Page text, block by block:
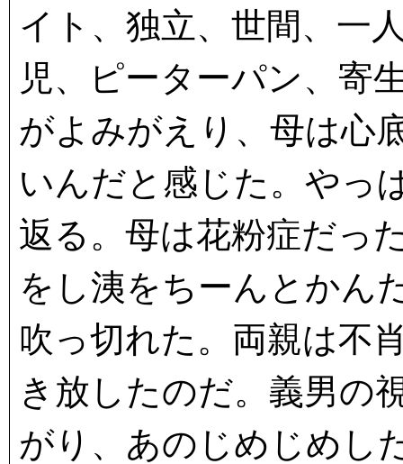
イト、独立、世間、一
児、ピーターパン、寄
がよみがえり、母は心
いんだと感じた。やっ
返る。母は花粉症だっ
をし洟をちーんとかん
吹っ切れた。両親は不
き放したのだ。義男の
がり、あのじめじめし